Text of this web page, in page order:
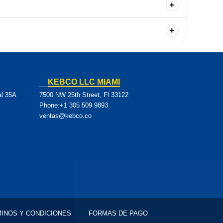
+
+
tienda física o nuestro sitio web para más información.
35A
KEBCO LLC MIAMI
7500 NW 25th Street, Fl 33122
Phone:+1 305 509 9893
ventas@kebco.co
Y CONDICIONES FORMAS DE PAGO